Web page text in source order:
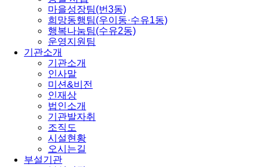
마을성장팀(번3동)
희망동행팀(우이동·수유1동)
행복나눔팀(수유2동)
운영지원팀
기관소개
기관소개
인사말
미션&비전
인재상
법인소개
기관발자취
조직도
시설현황
오시는길
부설기관